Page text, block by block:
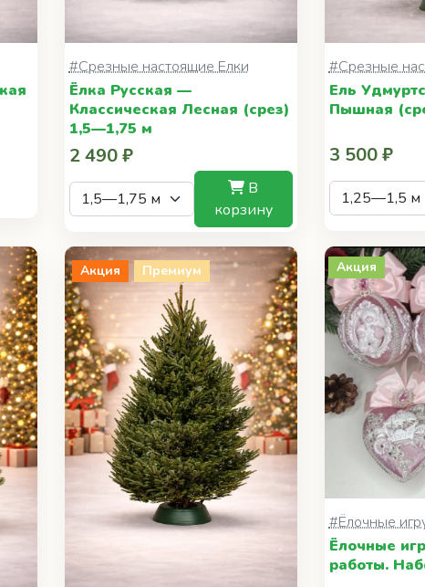
#Срезные настоящие Елки
Ёлка Русская —
Классическая Лесная (срез)
1,5—1,75 м
2 490 ₽
В
корзину
#Срезные
Ель
Пышная
3 500 ₽
Акция Премиум Акция
#Ёлочные
Ёлочные
работы.